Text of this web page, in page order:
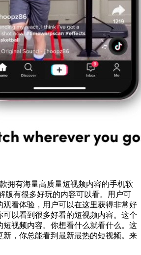
拥有海量高质量短视频内容的手机软
版有很多好玩的内容可以看。用户可
观看体验，用户可以在这里获得非常好
可以看到很多好看的短视频内容。这个
短视频内容。你想看什么就看什么。这
新，你总能看到最新最热的短视频。来